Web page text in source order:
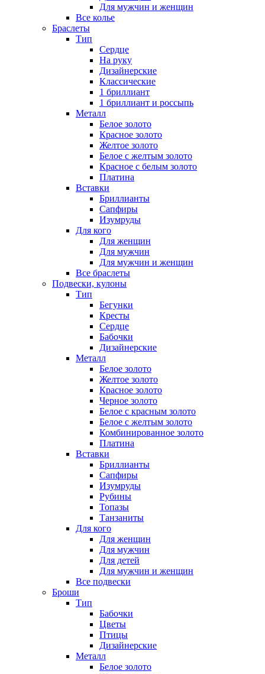
Для мужчин и женщин
Все колье
Браслеты
Тип
Сердце
На руку
Дизайнерские
Классические
1 бриллиант
1 бриллиант и россыпь
Металл
Белое золото
Красное золото
Желтое золото
Белое с желтым золото
Красное с белым золото
Платина
Вставки
Бриллианты
Сапфиры
Изумруды
Для кого
Для женщин
Для мужчин
Для мужчин и женщин
Все браслеты
Подвески, кулоны
Тип
Бегунки
Кресты
Сердце
Бабочки
Дизайнерские
Металл
Белое золото
Желтое золото
Красное золото
Черное золото
Белое с красным золото
Белое с желтым золото
Комбинированное золото
Платина
Вставки
Бриллианты
Сапфиры
Изумруды
Рубины
Топазы
Танзаниты
Для кого
Для женщин
Для мужчин
Для детей
Для мужчин и женщин
Все подвески
Броши
Тип
Бабочки
Цветы
Птицы
Дизайнерские
Металл
Белое золото